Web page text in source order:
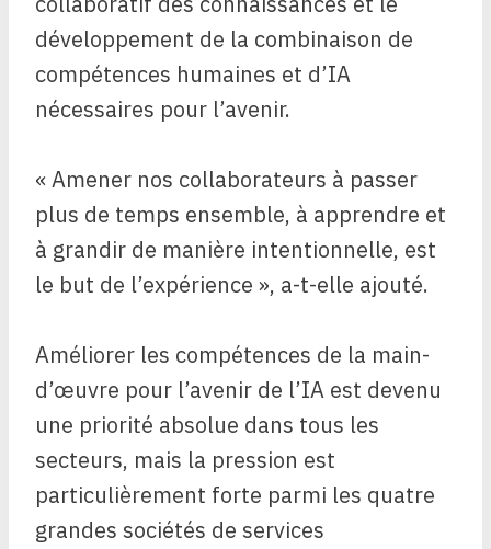
développement de la combinaison de
compétences humaines et d’IA
nécessaires pour l’avenir.
« Amener nos collaborateurs à passer
plus de temps ensemble, à apprendre et
à grandir de manière intentionnelle, est
le but de l’expérience », a-t-elle ajouté.
Améliorer les compétences de la main-
d’œuvre pour l’avenir de l’IA est devenu
une priorité absolue dans tous les
secteurs, mais la pression est
particulièrement forte parmi les quatre
grandes sociétés de services